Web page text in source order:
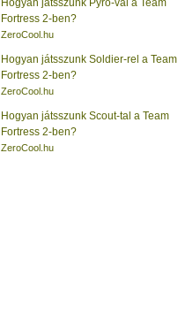
Hogyan játsszunk Pyro-val a Team
Fortress 2-ben?
ZeroCool.hu
Hogyan játsszunk Soldier-rel a Team
Fortress 2-ben?
ZeroCool.hu
Hogyan játsszunk Scout-tal a Team
Fortress 2-ben?
ZeroCool.hu